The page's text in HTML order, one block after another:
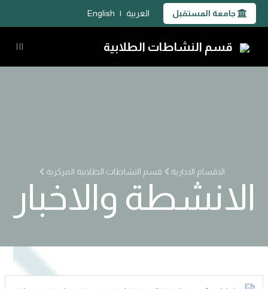
جامعة المستقبل العربية |
English
قسم النشاطات الطلابية |||
الاقسام الادارية قسم النشاطات الطلابية المركزية
الانشطة والاخبار